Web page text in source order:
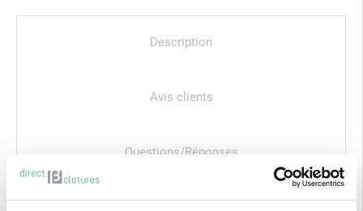
Description
Avis clients
Questions/Réponses